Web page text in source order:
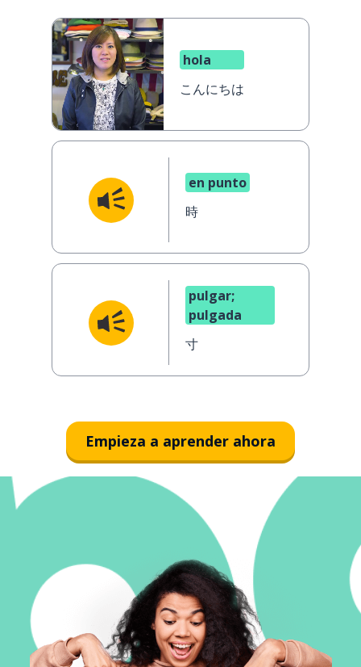
hola
こんにちは
en punto
時
pulgar;
pulgada
寸
Empieza a aprender ahora